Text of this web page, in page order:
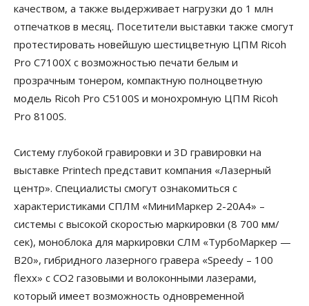
качеством, а также выдерживает нагрузки до 1 млн
отпечатков в месяц. Посетители выставки также смогут
протестировать новейшую шестицветную ЦПМ Ricoh
Pro C7100X с возможностью печати белым и
прозрачным тонером, компактную полноцветную
модель Ricoh Pro C5100S и монохромную ЦПМ Ricoh
Pro 8100S.
Систему глубокой гравировки и 3D гравировки на
выставке Printech представит компания «Лазерный
центр». Специалисты смогут ознакомиться с
характеристиками СПЛМ «МиниМаркер 2-20А4» –
системы с высокой скоростью маркировки (8 700 мм/
сек), моноблока для маркировки СЛМ «ТурбоМаркер —
В20», гибридного лазерного гравера «Speedy – 100
flexx» с CO2 газовыми и волоконными лазерами,
который имеет возможность одновременной